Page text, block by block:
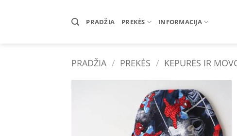
PRADŽIA PREKĖS INFORMACIJA
PRADŽIA / PREKĖS / KEPURĖS IR
Add to
wishlist